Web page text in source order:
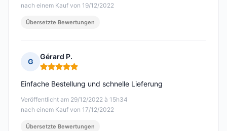
nach einem Kauf von 19/12/2022
Übersetzte Bewertungen
G
Gérard P.
Hinweis: 5 von 5
Veröffentlicht am 29/12/2022 à 15h34
nach einem Kauf von 17/12/2022
Einfache Bestellung und schnelle Lieferung
Übersetzte Bewertungen